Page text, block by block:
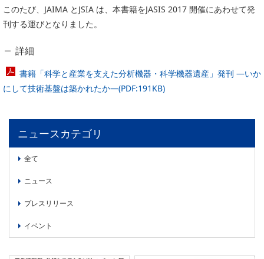
入会金・会費規程
プレスリリース
イベント
PICK UP
このたび、JAIMA とJSIA は、本書籍をJASIS 2017 開催にあわせて発
刊する運びとなりました。
詳細
書籍「科学と産業を支えた分析機器・科学機器遺産」発刊 ―いか
にして技術基盤は築かれたか―(PDF:191KB)
ニュースカテゴリ
全て
ニュース
プレスリリース
イベント